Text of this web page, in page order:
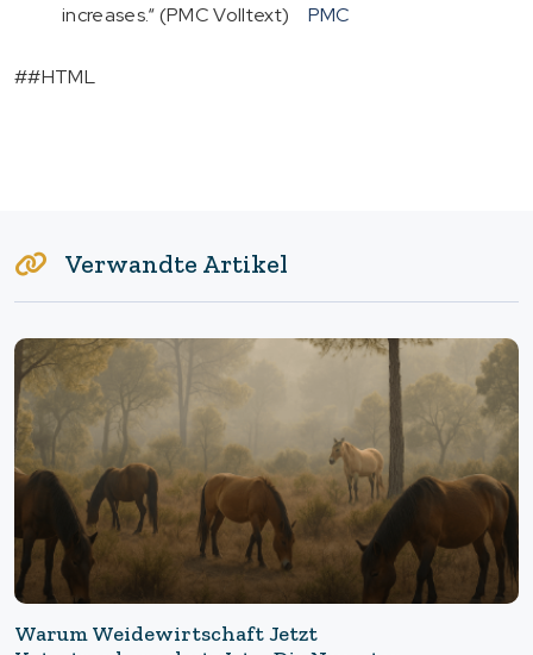
increases.“ (PMC Volltext)
PMC
##HTML
Verwandte Artikel
Warum Weidewirtschaft Jetzt